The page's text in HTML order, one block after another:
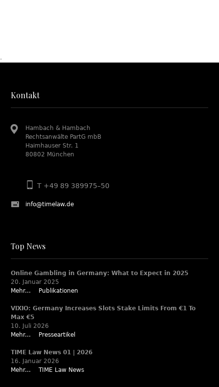
.
Kontakt
Hambach & Hambach
Rechtsanwälte PartG mbB
Haimhauser Str. 1
80802 München
T +49 89 389975–50
info@timelaw.de
Top News
Online Gambling in Germany: What to Expect in 2025
20. Januar 2025
Mehr...
Publikationen
VIXIO: Germany Increases Slots Stake Limits From €1 To
Max €5
10. Juli 2026
Mehr...
Presseartikel
TIME Law News 01 | 2026
16. Januar 2026
Mehr...
TIME Law News